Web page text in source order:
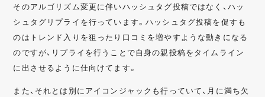
そのアルゴリズム変更に伴いハッシュタグ投稿ではなく、ハッ
シュタグリプライを行っています。ハッシュタグ投稿を促すも
のはトレンド入りを狙ったり口コミを増やすような動きになる
のですが、リプライを行うことで自身の親投稿をタイムライン
に出させるように仕向けてます。
また、それとは別にアイコンジャックも行っていて、月に満ち欠